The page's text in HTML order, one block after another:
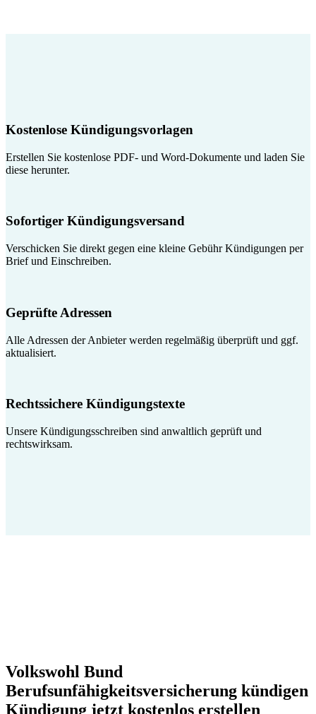
Kostenlose Kündigungsvorlagen
Erstellen Sie kostenlose PDF- und Word-Dokumente und laden Sie
diese herunter.
Sofortiger Kündigungsversand
Verschicken Sie direkt gegen eine kleine Gebühr Kündigungen per
Brief und Einschreiben.
Geprüfte Adressen
Alle Adressen der Anbieter werden regelmäßig überprüft und ggf.
aktualisiert.
Rechtssichere Kündigungstexte
Unsere Kündigungsschreiben sind anwaltlich geprüft und
rechtswirksam.
Volkswohl Bund
Berufsunfähigkeitsversicherung kündigen
Kündigung jetzt kostenlos erstellen